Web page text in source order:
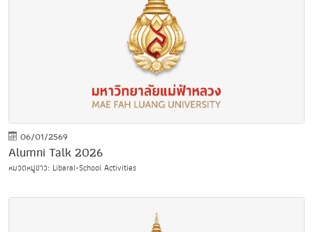
06/01/2569
Alumni Talk 2026
หมวดหมู่ข่าว: Libaral-School Activities